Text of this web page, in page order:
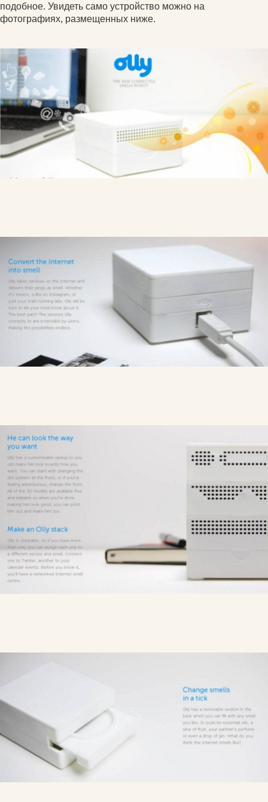
подобное. Увидеть само устройство можно на
фотографиях, размещенных ниже.